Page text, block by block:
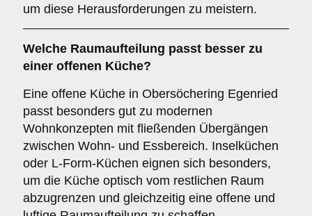
um diese Herausforderungen zu meistern.
Welche Raumaufteilung passt besser zu
einer offenen Küche?
Eine offene Küche in Obersöchering Egenried
passt besonders gut zu modernen
Wohnkonzepten mit fließenden Übergängen
zwischen Wohn- und Essbereich. Inselküchen
oder L-Form-Küchen eignen sich besonders,
um die Küche optisch vom restlichen Raum
abzugrenzen und gleichzeitig eine offene und